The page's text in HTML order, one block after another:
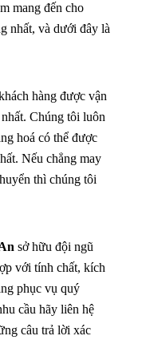
mang đến cho
nhất, và dưới đây là
hàng được vận
Chúng tôi luôn
hoá có thể được
Nếu chẳng may
thì chúng tôi
sở hữu đội ngũ
với tính chất, kích
phục vụ quý
cầu hãy liên hệ
câu trả lời xác